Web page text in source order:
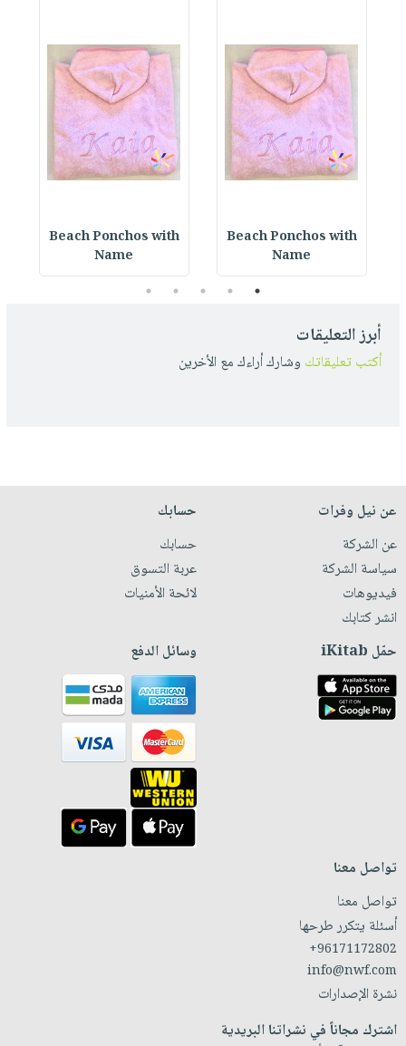
Beach Ponchos with
Name
Beach Ponchos with
Name
1
2
3
4
5
أبرز التعليقات
أكتب تعليقاتك وشارك أراءك مع الأخرين
عن نيل وفرات
عن الشركة
سياسة الشركة
فيديوهات
انشر كتابك
حسابك
حسابك
عربة التسوق
لائحة الأمنيات
حمّل iKitab وسائل الدفع
تواصل معنا
تواصل معنا
أسئلة يتكرر طرحها
+96171172802
info@nwf.com
نشرة الإصدارات
اشترك مجاناً في نشراتنا البريدية